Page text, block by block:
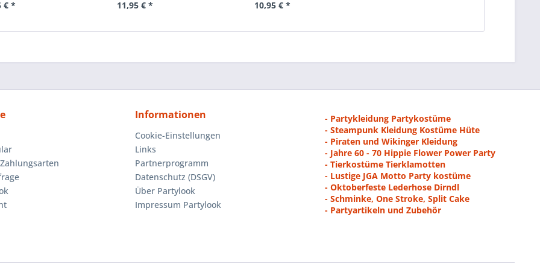
€ * 11,95 € * 10,95 € *
Informationen
Cookie-Einstellungen
Links
Partnerprogramm
Datenschutz (DSGV)
Über Partylook
Impressum Partylook
- Partykleidung Partykostüme
- Steampunk Kleidung Kostüme Hüte
- Piraten und Wikinger Kleidung
- Jahre 60 - 70 Hippie Flower Power Party
- Tierkostüme Tierklamotten
- Lustige JGA Motto Party kostüme
- Oktoberfeste Lederhose Dirndl
- Schminke, One Stroke, Split Cake
- Partyartikeln und Zubehör